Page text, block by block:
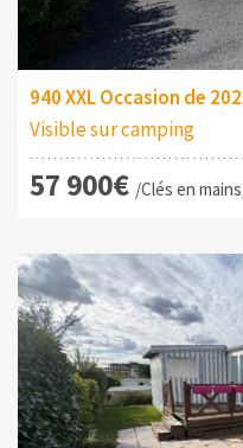
940 XXL Occasion de
Visible sur camping
57 900€ /Clés en